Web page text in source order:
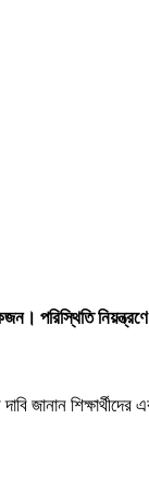
পরিস্থিতি
শিক্ষার্থীদের